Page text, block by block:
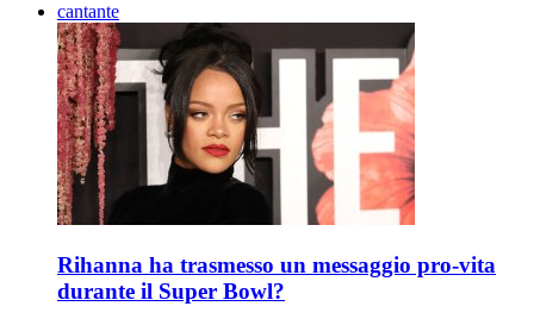
cantante
Rihanna ha trasmesso un messaggio pro-vita
durante il Super Bowl?